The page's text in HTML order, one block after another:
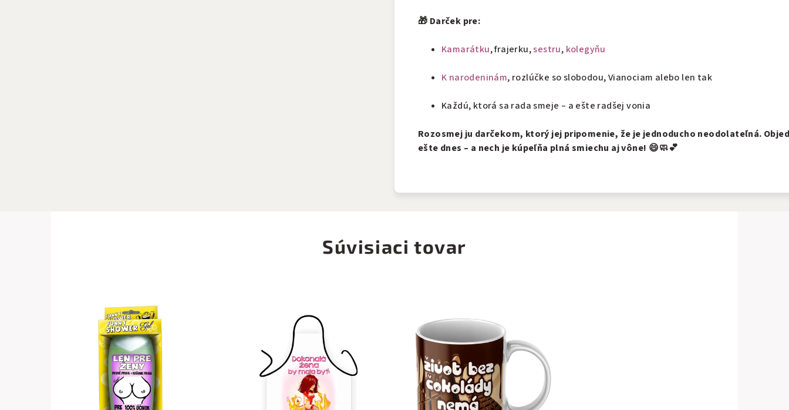
🎁 Darček pre:
Kamarátku, frajerku,sestru, kolegyňu
K narodeninám, rozlúčke so slobodou, Vianociam alebo len tak
Každú, ktorá sa rada smeje – a ešte radšej vonia
Rozosmej ju darčekom, ktorý jej pripomenie, že je jednoducho neodolateľná.
ešte dnes – a nech je kúpeľňa plná smiechu aj vône! 😄🧼💕
Súvisiaci tovar